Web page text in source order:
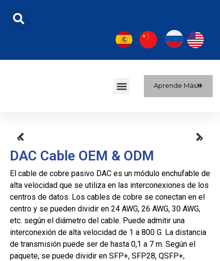
Aprende Más
DAC Cable OEM & ODM
El cable de cobre pasivo DAC es un módulo enchufable de
alta velocidad que se utiliza en las interconexiones de los
centros de datos. Los cables de cobre se conectan en el
centro y se pueden dividir en 24 AWG, 26 AWG, 30 AWG,
etc. según el diámetro del cable. Puede admitir una
interconexión de alta velocidad de 1 a 800 G. La distancia
de transmisión puede ser de hasta 0,1 a 7 m. Según el
paquete, se puede dividir en SFP+, SFP28, QSFP+,